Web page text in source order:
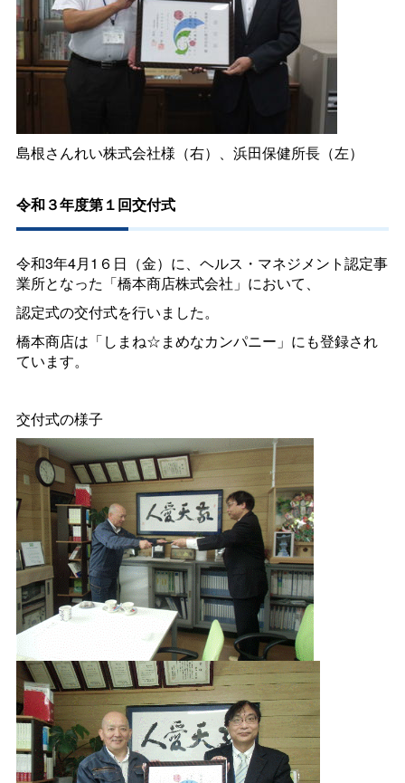
島根さんれい株式会社様（右）、浜田保健所長（左）
令和３年度第１回交付式
令和3年4月1６日（金）に、ヘルス・マネジメント認定事
業所となった「橋本商店株式会社」において、
認定式の交付式を行いました。
橋本商店は「しまね☆まめなカンパニー」にも登録され
ています。
交付式の様子